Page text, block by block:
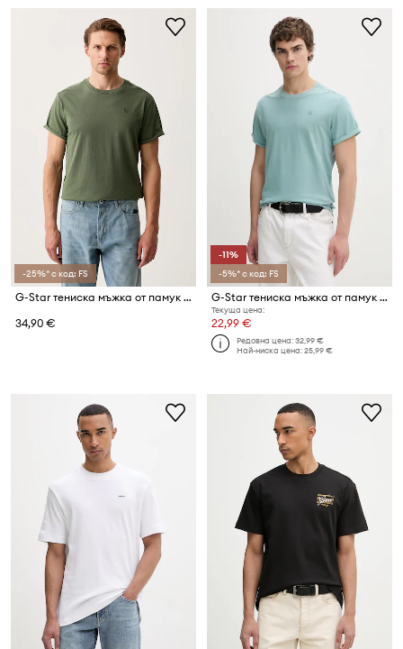
-25%* с код: FS
G-Star тениска мъжка от памук Lash
34,90 €
-11%
-5%* с код: FS
G-Star тениска мъжка от памук Lash
Текуща цена:
22,99 €
Редовна цена:32,99 €
Най-ниска цена:25,99 €